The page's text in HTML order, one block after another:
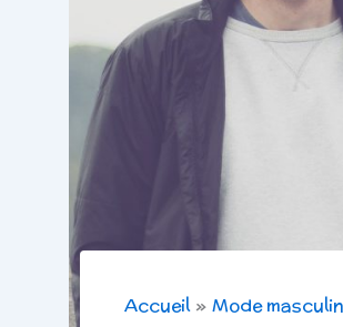
Accueil Mode